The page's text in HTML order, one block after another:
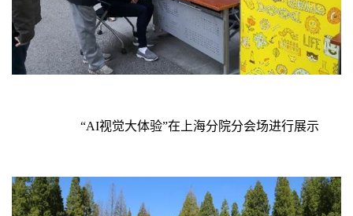
“AI视觉大体验”在上海分院分会场进行展示